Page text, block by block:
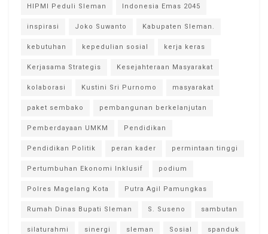
HIPMI Peduli Sleman Indonesia Emas 2045
inspirasi Joko Suwanto Kabupaten Sleman.
kebutuhan kepedulian sosial kerja keras
Kerjasama Strategis Kesejahteraan Masyarakat
kolaborasi Kustini Sri Purnomo masyarakat
paket sembako pembangunan berkelanjutan
Pemberdayaan UMKM Pendidikan
Pendidikan Politik peran kader permintaan tinggi
Pertumbuhan Ekonomi Inklusif podium
Polres Magelang Kota Putra Agil Pamungkas
Rumah Dinas Bupati Sleman S. Suseno sambutan
silaturahmi sinergi sleman Sosial spanduk